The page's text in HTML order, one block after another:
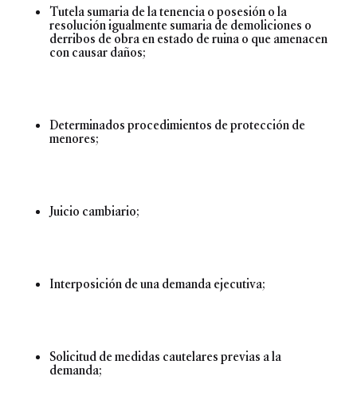
Tutela sumaria de la tenencia o posesión o la
resolución igualmente sumaria de demoliciones o
derribos de obra en estado de ruina o que amenacen
con causar daños;
Determinados procedimientos de protección de
menores;
Juicio cambiario;
Interposición de una demanda ejecutiva;
Solicitud de medidas cautelares previas a la
demanda;